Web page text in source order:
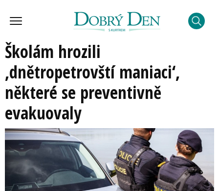
Školám hrozili
,dnětropetrovští maniaci‘,
některé se preventivně
evakuovaly